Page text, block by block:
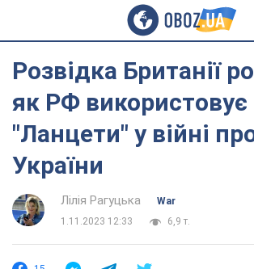
Розвідка Британії
як РФ використовує
"Ланцети" у війні
України
Лілія Рагуцька
War
1.11.2023 12:33
6,9 т.